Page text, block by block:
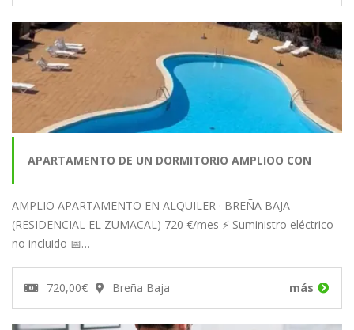
APARTAMENTO DE UN DORMITORIO AMPLIOO CON
PISCINA. BREÑA BAJA
AMPLIO APARTAMENTO EN ALQUILER · BREÑA BAJA
(RESIDENCIAL EL ZUMACAL) 720 €/mes ⚡ Suministro eléctrico
no incluido 📅…
720,00€ Breña Baja más